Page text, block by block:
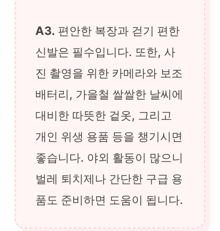
A3. 편안한 복장과 걷기 편한
신발은 필수입니다. 또한, 사
진 촬영을 위한 카메라와 보조
배터리, 가을철 쌀쌀한 날씨에
대비한 따뜻한 겉옷, 그리고
개인 위생 용품 등을 챙기시면
좋습니다. 야외 활동이 많으니
벌레 퇴치제나 간단한 구급 용
품도 준비하면 도움이 됩니다.